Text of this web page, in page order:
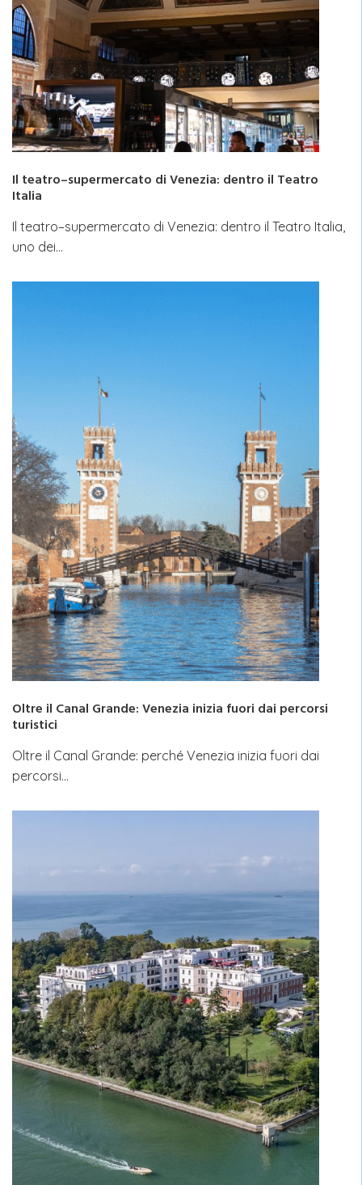
Il teatro–supermercato di Venezia: dentro il Teatro
Italia
Il teatro–supermercato di Venezia: dentro il Teatro Italia,
uno dei…
Oltre il Canal Grande: Venezia inizia fuori dai percorsi
turistici
Oltre il Canal Grande: perché Venezia inizia fuori dai
percorsi…